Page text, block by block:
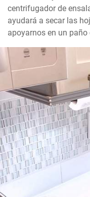
centrifugador de
ayudará a secar las
apoyarnos en un